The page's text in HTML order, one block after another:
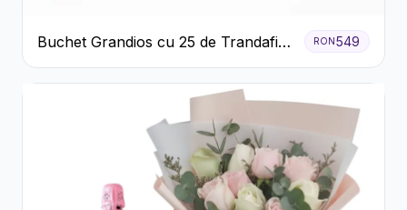
Buchet Grandios cu 25 de Trandafiri
Roșii
RON 549